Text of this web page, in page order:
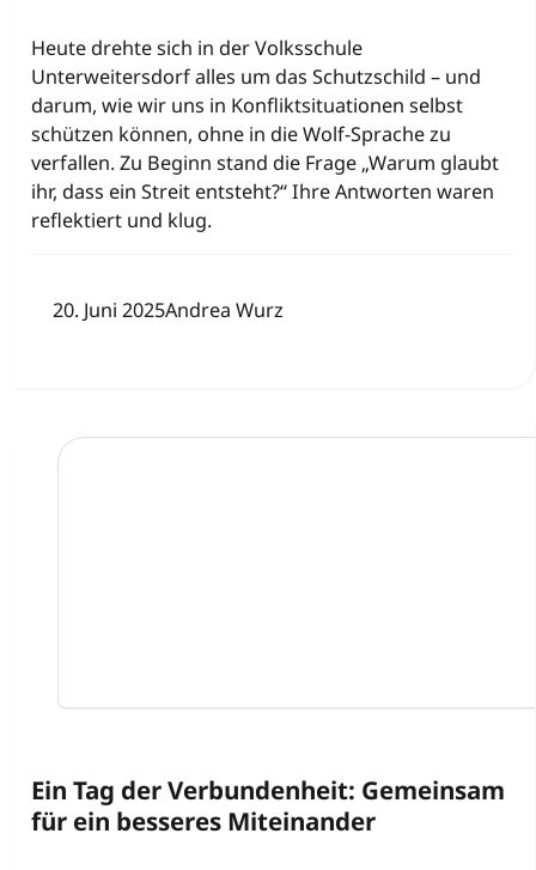
Heute drehte sich in der Volksschule
Unterweitersdorf alles um das Schutzschild – und
darum, wie wir uns in Konfliktsituationen selbst
schützen können, ohne in die Wolf-Sprache zu
verfallen. Zu Beginn stand die Frage „Warum glaubt
ihr, dass ein Streit entsteht?“ Ihre Antworten waren
reflektiert und klug.
20. Juni 2025Andrea Wurz
Ein Tag der Verbundenheit: Gemeinsam
für ein besseres Miteinander